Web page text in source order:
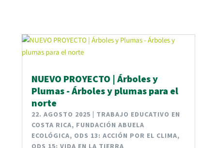
NUEVO PROYECTO | Árboles y
Plumas - Árboles y plumas para el
norte
22. AGOSTO 2025
TRABAJO EDUCATIVO EN
COSTA RICA, FUNDACIÓN ABUELA
ECOLÓGICA, ODS 13: ACCIÓN POR EL CLIMA,